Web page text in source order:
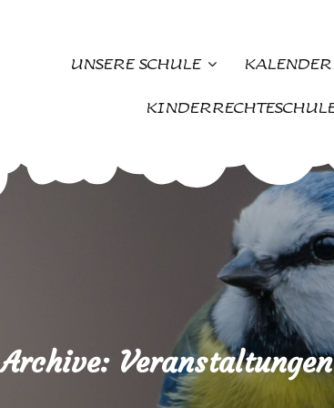
UNSERE SCHULE KALENDER
Archive: Veranstaltungen